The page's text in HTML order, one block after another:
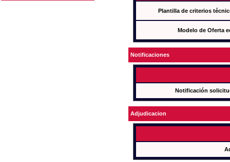
Plantilla de criterios
Modelo de Oferta
Notificaciones
Notificación
Adjudicacion